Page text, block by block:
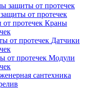
от протечек
Краны
Датчики
Модули
сантехника